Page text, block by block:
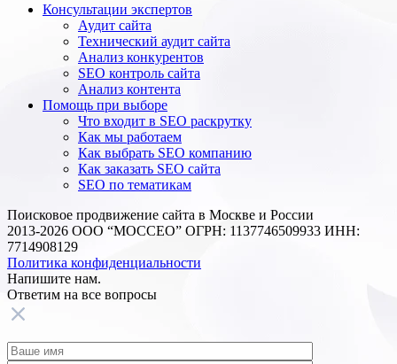
Консультации экспертов
Аудит сайта
Технический аудит сайта
Анализ конкурентов
SEO контроль сайта
Анализ контента
Помощь при выборе
Что входит в SEO раскрутку
Как мы работаем
Как выбрать SEO компанию
Как заказать SEO сайта
SEO по тематикам
Поисковое продвижение сайта в Москве и России
2013-2026 ООО “МОССЕО” ОГРН: 1137746509933 ИНН:
7714908129
Политика конфиденциальности
Напишите нам.
Ответим на все вопросы